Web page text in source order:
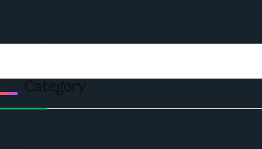
Category